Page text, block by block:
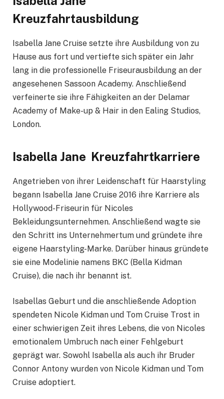
Kreuzfahrtausbildung
Isabella Jane Cruise setzte ihre Ausbildung von zu
Hause aus fort und vertiefte sich später ein Jahr
lang in die professionelle Friseurausbildung an der
angesehenen Sassoon Academy. Anschließend
verfeinerte sie ihre Fähigkeiten an der Delamar
Academy of Make-up & Hair in den Ealing Studios,
London.
Isabella Jane Kreuzfahrtkarriere
Angetrieben von ihrer Leidenschaft für Haarstyling
begann Isabella Jane Cruise 2016 ihre Karriere als
Hollywood-Friseurin für Nicoles
Bekleidungsunternehmen. Anschließend wagte sie
den Schritt ins Unternehmertum und gründete ihre
eigene Haarstyling-Marke. Darüber hinaus gründete
sie eine Modelinie namens BKC (Bella Kidman
Cruise), die nach ihr benannt ist.
Isabellas Geburt und die anschließende Adoption
spendeten Nicole Kidman und Tom Cruise Trost in
einer schwierigen Zeit ihres Lebens, die von Nicoles
emotionalem Umbruch nach einer Fehlgeburt
geprägt war. Sowohl Isabella als auch ihr Bruder
Connor Antony wurden von Nicole Kidman und Tom
Cruise adoptiert.